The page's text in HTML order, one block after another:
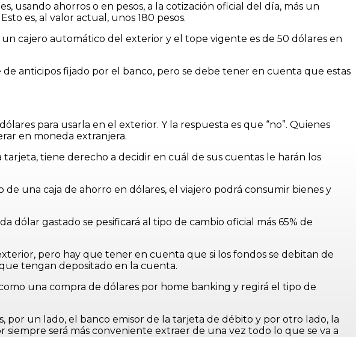
usando ahorros o en pesos, a la cotización oficial del día, más un
es, al valor actual, unos 180 pesos.
cajero automático del exterior y el tope vigente es de 50 dólares en
anticipos fijado por el banco, pero se debe tener en cuenta que estas
para usarla en el exterior. Y la respuesta es que “no”. Quienes
en moneda extranjera.
tiene derecho a decidir en cuál de sus cuentas le harán los
una caja de ahorro en dólares, el viajero podrá consumir bienes y
dólar gastado se pesificará al tipo de cambio oficial más 65% de
pero hay que tener en cuenta que si los fondos se debitan de
tengan depositado en la cuenta.
una compra de dólares por home banking y regirá el tipo de
por un lado, el banco emisor de la tarjeta de débito y por otro lado, la
será más conveniente extraer de una vez todo lo que se va a